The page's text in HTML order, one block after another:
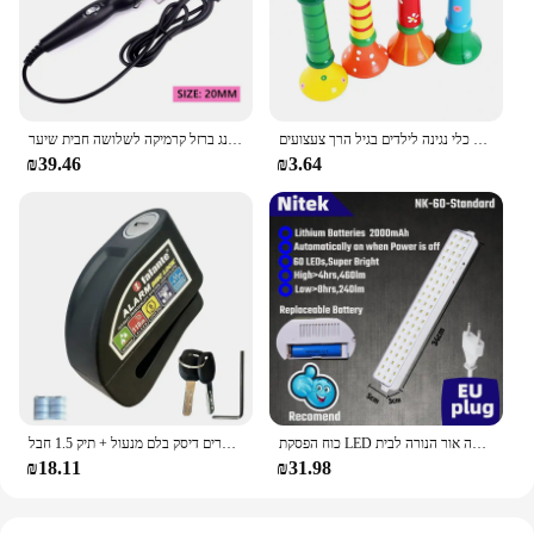
multiple sets for your business, the Wisscool HVAC
Manifold Gauge is the perfect choice for anyone in
need of a durable, accurate, and user-friendly tool
for HVAC maintenance and diagnostics.
מקצועי שיער קרלינג ברזל קרמיקה לשלושה חבית שיער Curler מגהצים שיער גל להסס סטיילינג כלים שיער Styler שרביט
₪39.46
חצוצרה עץ צעצוע שוורק צופר כלי נגינה לילדים בגיל הרך צעצועים
₪3.64
₪18.11 ₪31.98